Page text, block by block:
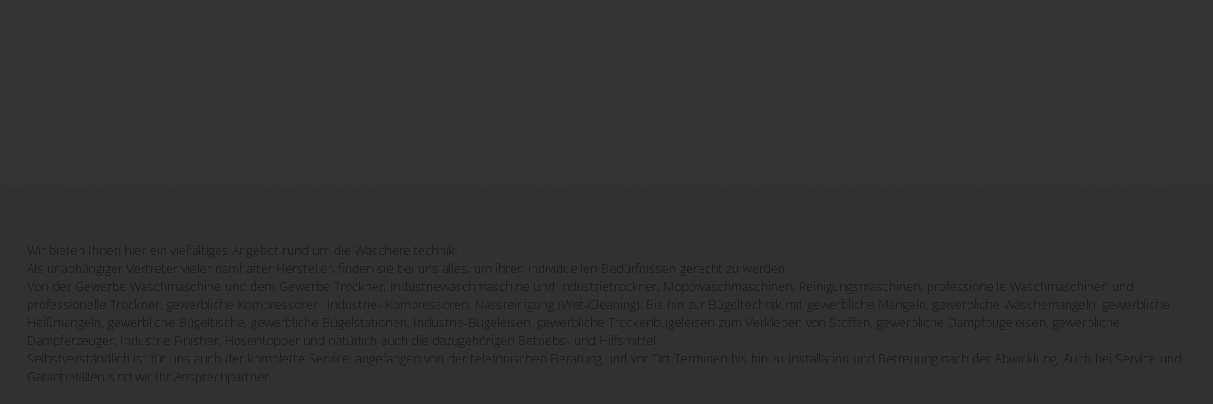
Wir bieten Ihnen hier ein vielfältiges Angebot rund um die Wäschereitechnik.
Als unabhängiger Vertreter vieler namhafter Hersteller, finden sie bei uns alles, um ihren individuellen Bedürfnissen gerecht zu werden.
Von der Gewerbe Waschmaschine und dem Gewerbe Trockner, Industriewaschmaschine und Industrietrockner, Moppwaschmaschinen, Reinigungsmaschinen, professionelle Waschmaschinen und
professionelle Trockner, gewerbliche Kompressoren, Industrie- Kompressoren, Nassreinigung (Wet-Cleaning). Bis hin zur Bügeltechnik mit gewerbliche Mangeln, gewerbliche Wäschemangeln, gewerbliche
Heißmangeln, gewerbliche Bügeltische, gewerbliche Bügelstationen, Industrie-Bügeleisen, gewerbliche Trockenbügeleisen zum Verkleben von Stoffen, gewerbliche Dampfbügeleisen, gewerbliche
Dampferzeuger, Industrie Finisher, Hosentopper und natürlich auch die dazugehörigen Betriebs- und Hilfsmittel.
Selbstverständlich ist für uns auch der komplette Service, angefangen von der telefonischen Beratung und vor Ort Terminen bis hin zu Installation und Betreuung nach der Abwicklung. Auch bei Service und
Garantiefällen sind wir Ihr Ansprechpartner.